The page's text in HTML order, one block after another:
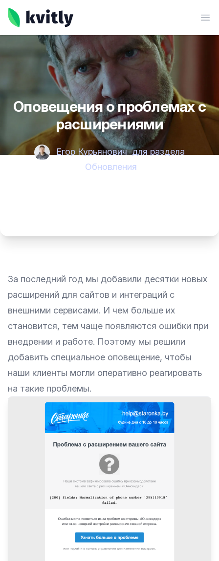
kvitly
Оповещения о проблемах с
расширениями
Егор Курьяновичдля раздела
Обновления
За последний год мы добавили десятки новых
расширений для сайтов и интеграций с
внешними сервисами. И чем больше их
становится, тем чаще появляются ошибки при
внедрении и работе. Поэтому мы решили
добавить специальное оповещение, чтобы
наши клиенты могли оперативно реагировать
на такие проблемы.